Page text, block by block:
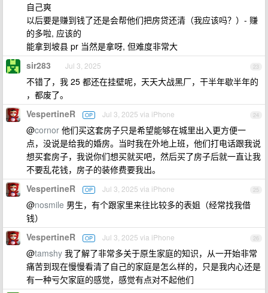
自己爽
以后要是赚到钱了还是会帮他们把房贷还清（我应该吗？）- 赚
的多啦, 应该的
能拿到坡县 pr 当然是拿呀, 但难度非常大
23
sir283 Jul 3, 2025
不错了，我 25 都还在挂壁呢，天天大战黑厂，干半年歇半年的
，都废了。
24
VespertineR OP Jul 3, 2025 via iPhone
@cornor 他们买这套房子只是希望能够在城里出入更方便一
点，没说是给我的婚房。当时我在外地上班，他们打电话跟我说
想买套房子，我说你们想买就买吧，然后买了房子后就一直让我
不要乱花钱，房子的装修费要我出。
25
VespertineR OP Jul 3, 2025 via iPhone
@nosmile 男生，有个跟家里来往比较多的表姐（经常找我借
钱）
26
VespertineR OP Jul 3, 2025 via iPhone
@tamshy 我了解了非常多关于原生家庭的知识，从一开始非常
痛苦到现在慢慢看清了自己的家庭是怎么样的，只是我内心还是
有一种亏欠家庭的感觉，感觉有点对不起他们